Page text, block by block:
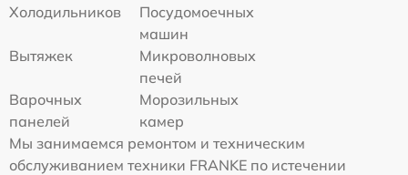
Холодильников
Посудомоечных
машин
Вытяжек
Микроволновых
печей
Варочных
панелей
Морозильных
камер
Мы занимаемся ремонтом и техническим
обслуживанием техники FRANKE по истечении